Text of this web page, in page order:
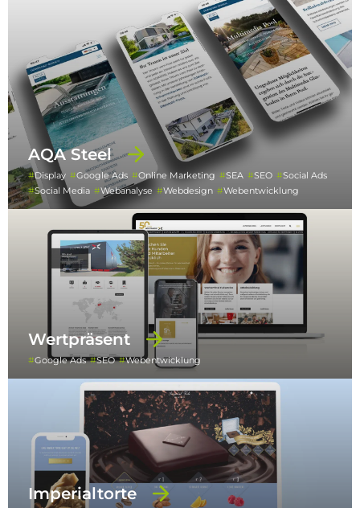
AQA Steel
Display Google Ads Online Marketing SEA SEO
Social Ads
Social Media
Webanalyse Webdesign Webentwicklung
Wertpräsent
Google Ads SEO Webentwicklung
Imperialtorte